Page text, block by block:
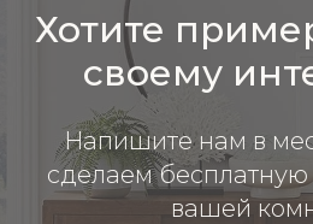
Хотите
своему
Напишите нам в
сделаем
вашей